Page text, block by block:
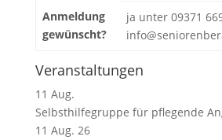
Anmeldung
gewünscht?
ja unter 09371
Veranstaltungen
11 Aug.
Selbsthilfegruppe für pflegende
11 Aug. 26